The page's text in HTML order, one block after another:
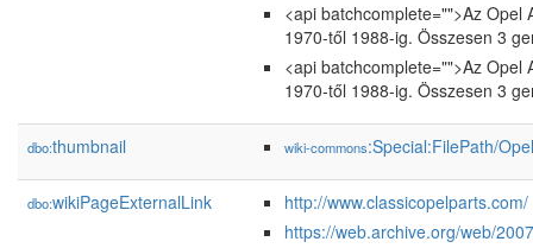
<api batchcomplete="">Az
1970-től 1988-ig. Összesen 3
<api batchcomplete="">Az
1970-től 1988-ig. Összesen 3
dbo:thumbnail wiki-commons:Special:FilePath/
dbo:wikiPageExternalLink
http://www.classicopelparts.com/
https://web.archive.org/web/